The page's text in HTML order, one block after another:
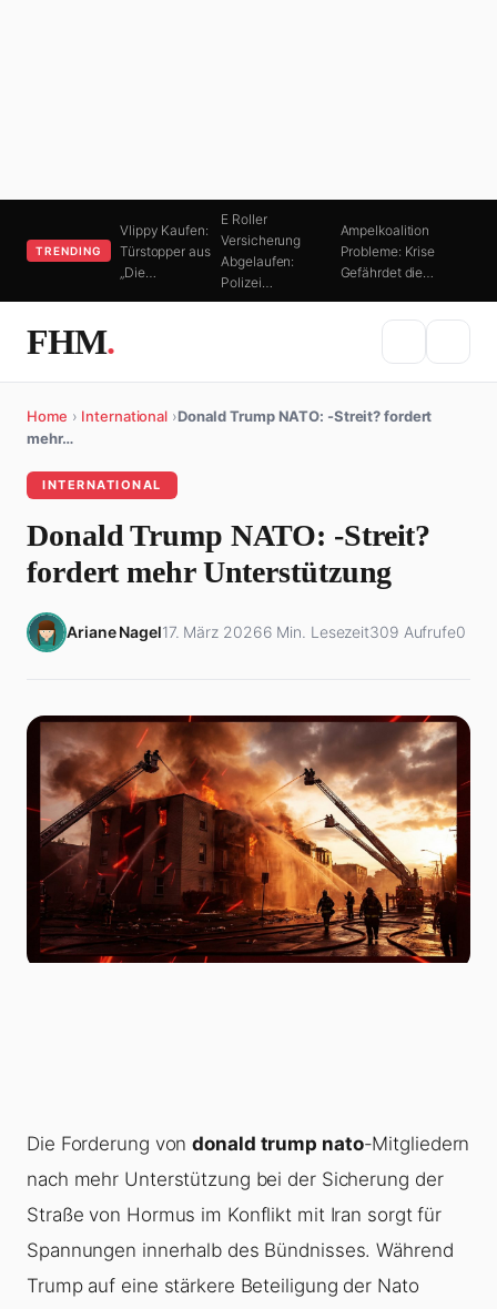
TRENDING
Vlippy Kaufen:
Türstopper aus
„Die…
E Roller
Versicherung
Abgelaufen:
Polizei…
Ampelkoalition
Probleme: Krise
Gefährdet die…
FHM.
Home › International ›Donald Trump NATO: -Streit? fordert
mehr…
INTERNATIONAL
Donald Trump NATO: -Streit?
fordert mehr Unterstützung
Ariane Nagel17. März 20266 Min. Lesezeit309 Aufrufe0
Die Forderung vondonald trump nato-Mitgliedern
nach mehr Unterstützung bei der Sicherung der
Straße von Hormus im Konflikt mit Iran sorgt für
Spannungen innerhalb des Bündnisses. Während
Trump auf eine stärkere Beteiligung der Nato